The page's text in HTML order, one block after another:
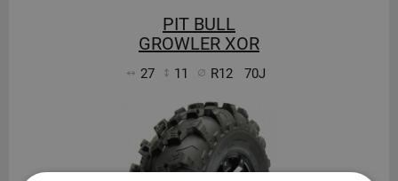
PIT BULL
GROWLER XOR
27 11 R12 70J